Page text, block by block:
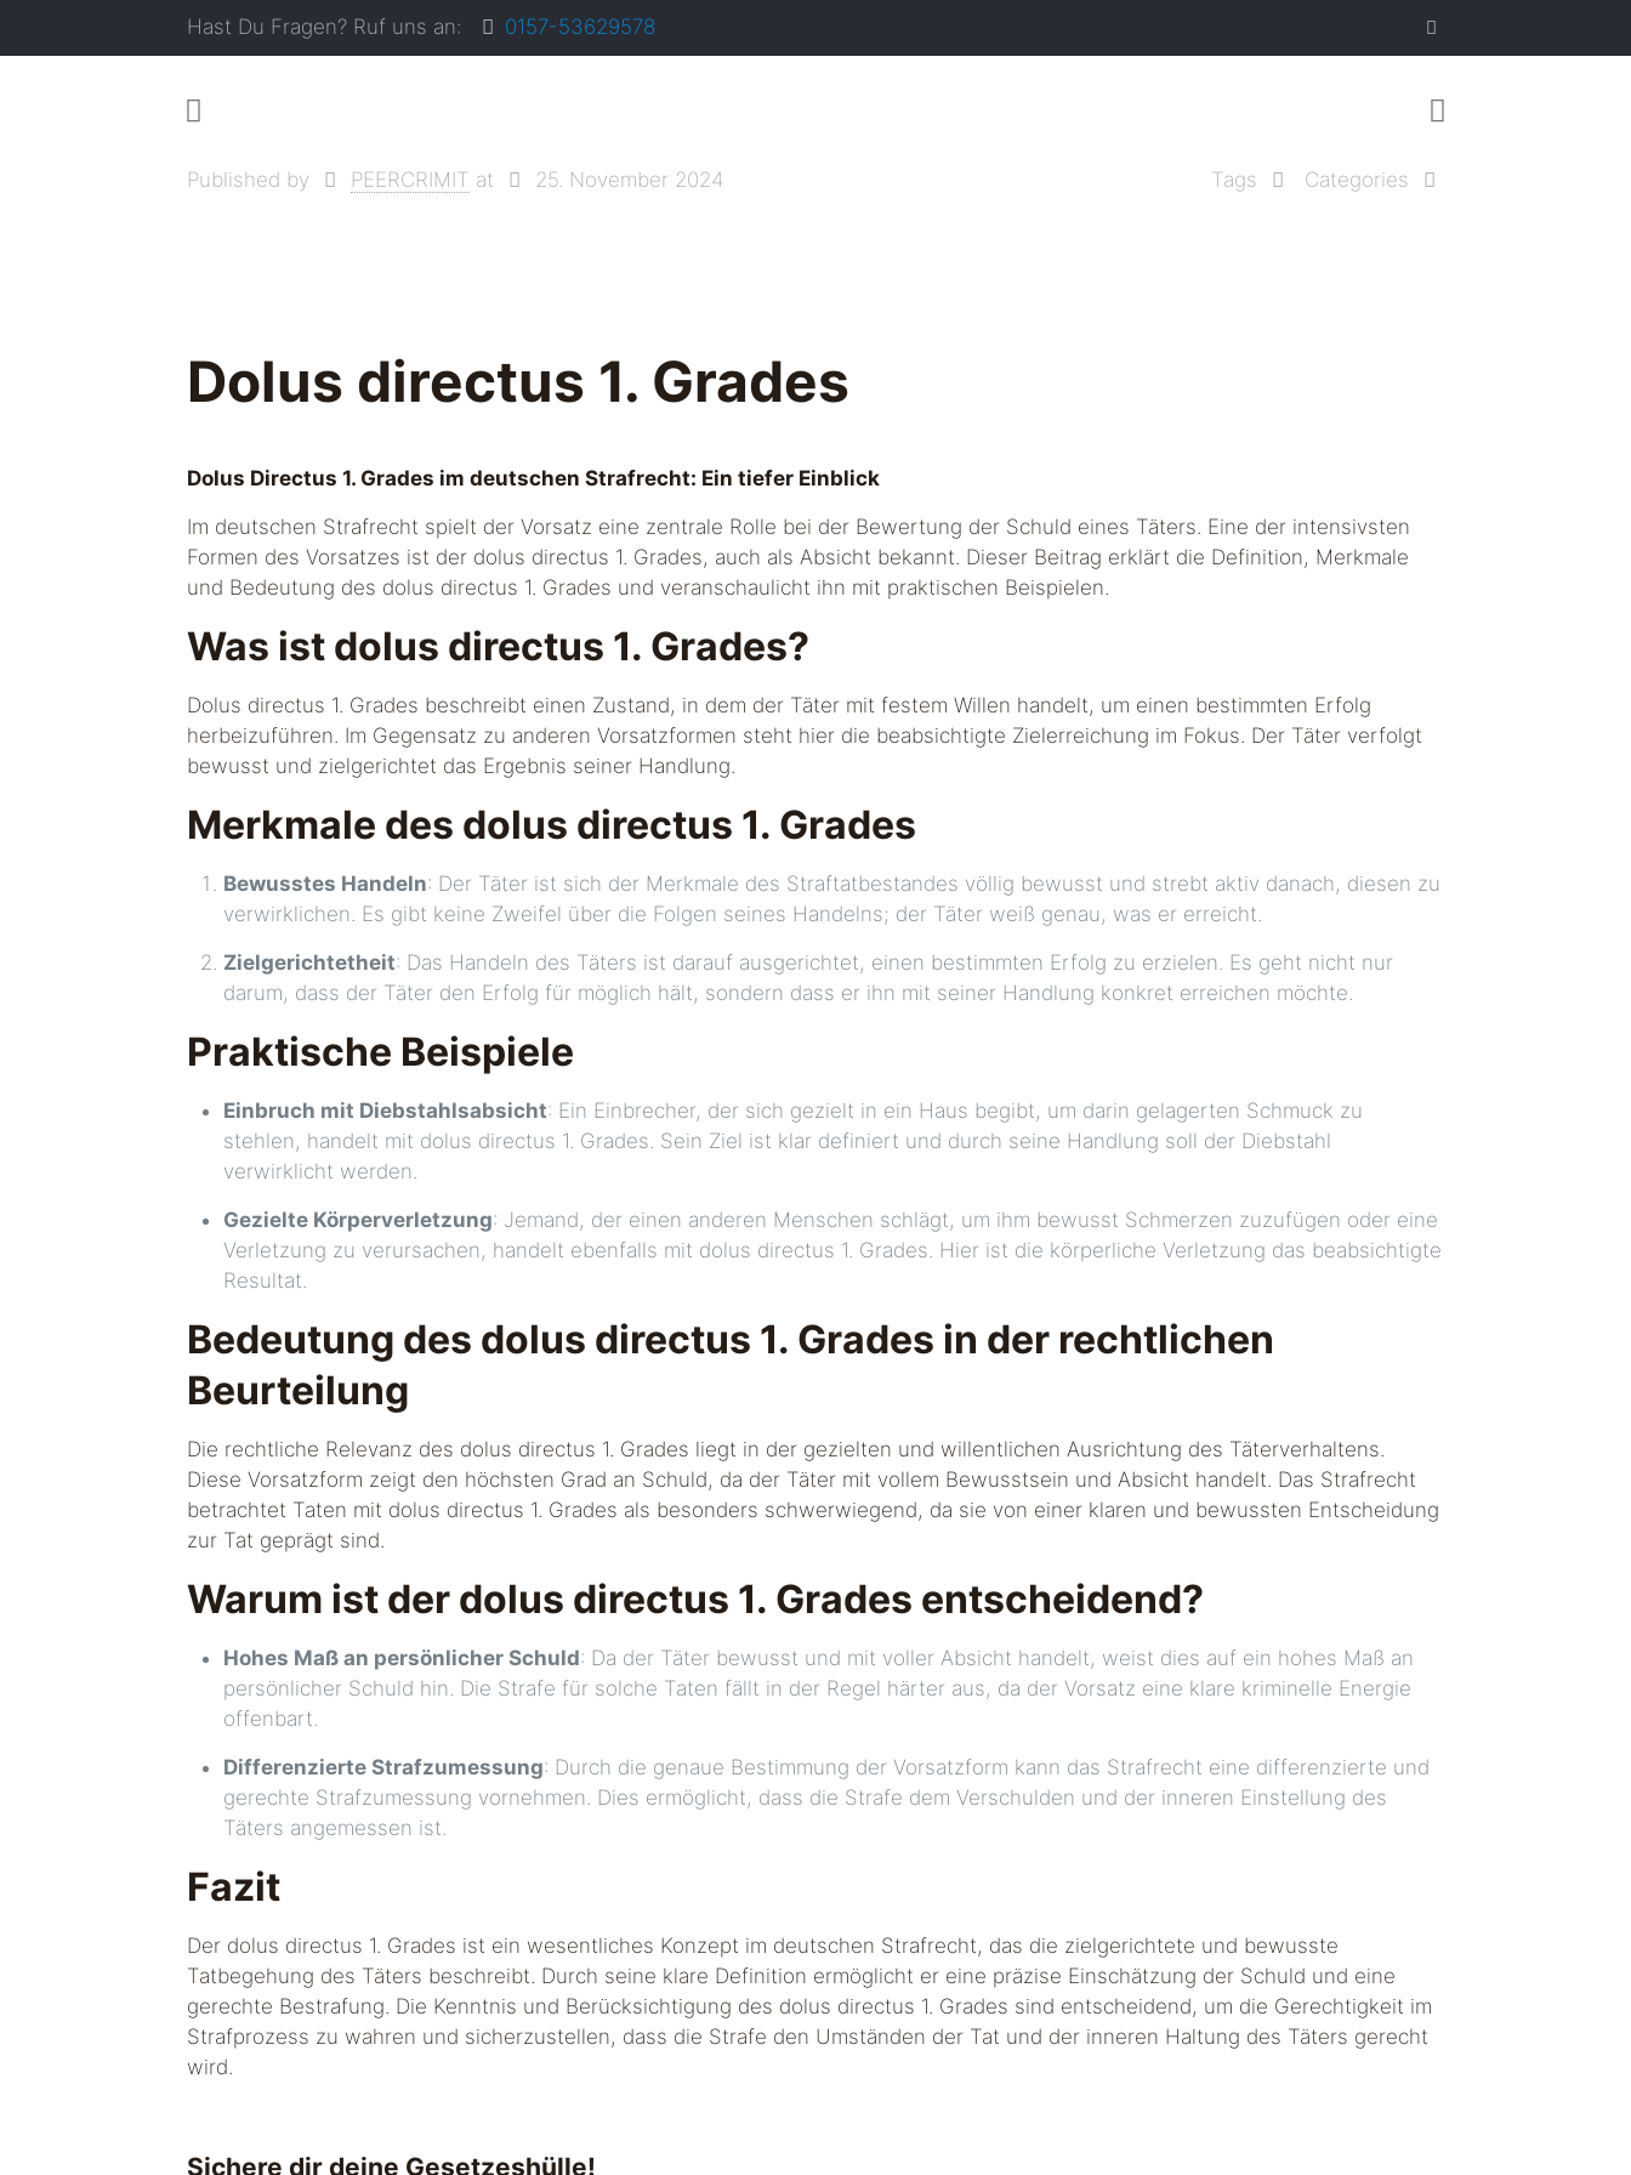
Hast Du Fragen? Ruf uns an: 0157-53629578
Published by PEERCRIMIT at 25. November 2024 Categories
Tags
Dolus directus 1. Grades
Dolus Directus 1. Grades im deutschen Strafrecht: Ein tiefer Einblick
Im deutschen Strafrecht spielt der Vorsatz eine zentrale Rolle bei der Bewertung der Schuld eines Täters. Eine der intensivsten
Formen des Vorsatzes ist der dolus directus 1. Grades, auch als Absicht bekannt. Dieser Beitrag erklärt die Definition, Merkmale
und Bedeutung des dolus directus 1. Grades und veranschaulicht ihn mit praktischen Beispielen.
Was ist dolus directus 1. Grades?
Dolus directus 1. Grades beschreibt einen Zustand, in dem der Täter mit festem Willen handelt, um einen bestimmten Erfolg
herbeizuführen. Im Gegensatz zu anderen Vorsatzformen steht hier die beabsichtigte Zielerreichung im Fokus. Der Täter verfolgt
bewusst und zielgerichtet das Ergebnis seiner Handlung.
Merkmale des dolus directus 1. Grades
Bewusstes Handeln: Der Täter ist sich der Merkmale des Straftatbestandes völlig bewusst und strebt aktiv danach, diesen zu
verwirklichen. Es gibt keine Zweifel über die Folgen seines Handelns; der Täter weiß genau, was er erreicht.
Zielgerichtetheit: Das Handeln des Täters ist darauf ausgerichtet, einen bestimmten Erfolg zu erzielen. Es geht nicht nur
darum, dass der Täter den Erfolg für möglich hält, sondern dass er ihn mit seiner Handlung konkret erreichen möchte.
Praktische Beispiele
Einbruch mit Diebstahlsabsicht: Ein Einbrecher, der sich gezielt in ein Haus begibt, um darin gelagerten Schmuck zu
stehlen, handelt mit dolus directus 1. Grades. Sein Ziel ist klar definiert und durch seine Handlung soll der Diebstahl
verwirklicht werden.
Gezielte Körperverletzung: Jemand, der einen anderen Menschen schlägt, um ihm bewusst Schmerzen zuzufügen oder eine
Verletzung zu verursachen, handelt ebenfalls mit dolus directus 1. Grades. Hier ist die körperliche Verletzung das beabsichtigte
Resultat.
Bedeutung des dolus directus 1. Grades in der rechtlichen
Beurteilung
Die rechtliche Relevanz des dolus directus 1. Grades liegt in der gezielten und willentlichen Ausrichtung des Täterverhaltens.
Diese Vorsatzform zeigt den höchsten Grad an Schuld, da der Täter mit vollem Bewusstsein und Absicht handelt. Das Strafrecht
betrachtet Taten mit dolus directus 1. Grades als besonders schwerwiegend, da sie von einer klaren und bewussten Entscheidung
zur Tat geprägt sind.
Warum ist der dolus directus 1. Grades entscheidend?
Hohes Maß an persönlicher Schuld: Da der Täter bewusst und mit voller Absicht handelt, weist dies auf ein hohes Maß an
persönlicher Schuld hin. Die Strafe für solche Taten fällt in der Regel härter aus, da der Vorsatz eine klare kriminelle Energie
offenbart.
Differenzierte Strafzumessung: Durch die genaue Bestimmung der Vorsatzform kann das Strafrecht eine differenzierte und
gerechte Strafzumessung vornehmen. Dies ermöglicht, dass die Strafe dem Verschulden und der inneren Einstellung des
Täters angemessen ist.
Fazit
Der dolus directus 1. Grades ist ein wesentliches Konzept im deutschen Strafrecht, das die zielgerichtete und bewusste
Tatbegehung des Täters beschreibt. Durch seine klare Definition ermöglicht er eine präzise Einschätzung der Schuld und eine
gerechte Bestrafung. Die Kenntnis und Berücksichtigung des dolus directus 1. Grades sind entscheidend, um die Gerechtigkeit im
Strafprozess zu wahren und sicherzustellen, dass die Strafe den Umständen der Tat und der inneren Haltung des Täters gerecht
wird.
Sichere dir deine Gesetzeshülle!